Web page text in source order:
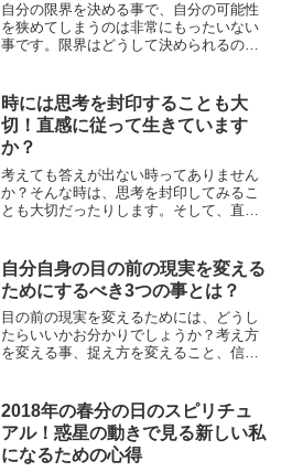
自分の限界を決める事で、自分の可能性
を狭めてしまうのは非常にもったいない
事です。限界はどうして決められるのか
勿体なさについて、ご紹介していきま
す。
時には思考を封印することも大
切！直感に従って生きています
か？
考えても答えが出ない時ってありません
か？そんな時は、思考を封印してみるこ
とも大切だったりします。そして、直感
介します。
自分自身の目の前の現実を変える
ためにするべき3つの事とは？
目の前の現実を変えるためには、どうし
たらいいかお分かりでしょうか？考え方
を変える事、捉え方を変えること、信念
ても辛いという方は、試す価値ありで
す。
2018年の春分の日のスピリチュ
アル！惑星の動きで見る新しい私
になるための心得